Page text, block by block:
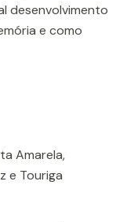
desenvolvimento
e como
Amarela,
e Touriga